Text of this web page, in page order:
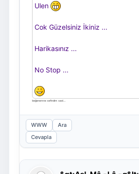
Ulen
Cok Güzelsiniz İkiniz ...
Harikasınız ...
No Stop ...
beğenemne sefindim saol.....
WWW
Ara
Cevapla